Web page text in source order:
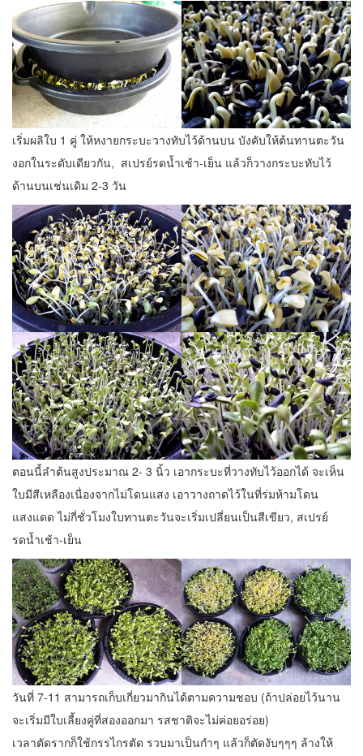
เริ่มผลิใบ 1 คู่ ให้หงายกระบะวางทับไว้ด้านบน บังคับให้ต้นทานตะวัน
งอกในระดับเดียวกัน, สเปรย์รดน้ำเช้า-เย็น แล้วก็วางกระบะทับไว้
ด้านบนเช่นเดิม 2-3 วัน
ตอนนี้ลำต้นสูงประมาณ 2- 3 นิ้ว เอากระบะที่วางทับไว้ออกได้ จะเห็น
ใบมีสีเหลืองเนื่องจากไม่โดนแสง เอาวางถาดไว้ในที่ร่มห้ามโดน
แสงแดด ไม่กี่ชั่วโมงใบทานตะวันจะเริ่มเปลี่ยนเป็นสีเขียว, สเปรย์
รดน้ำเช้า-เย็น
วันที่ 7-11 สามารถเก็บเกี่ยวมากินได้ตามความชอบ (ถ้าปล่อยไว้นาน
จะเริ่มมีใบเลี้ยงคู่ที่สองออกมา รสชาติจะไม่ค่อยอร่อย)
เวลาตัดรากก็ใช้กรรไกรตัด รวบมาเป็นกำๆ แล้วก็ตัดงับๆๆๆ ล้างให้